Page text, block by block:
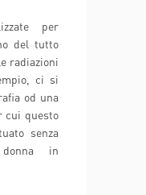
per
del tutto
radiazioni
ci si
od una
cui questo
senza
in